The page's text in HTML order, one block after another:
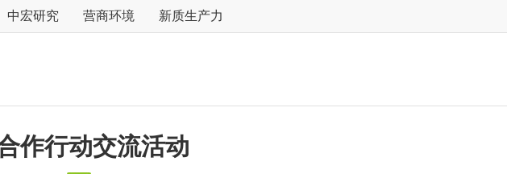
中宏研究 营商环境 新质生产力
作行动交流活动